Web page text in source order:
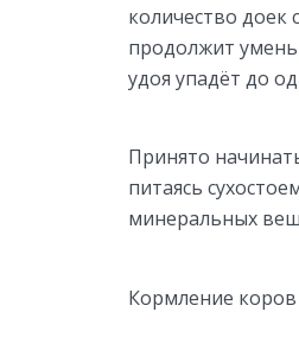
количество доек
продолжит
удоя упадёт до
Принято
питаясь
минеральных
Кормление коров